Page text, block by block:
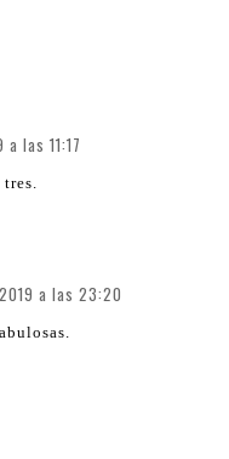
las 11:17
a las 23:20